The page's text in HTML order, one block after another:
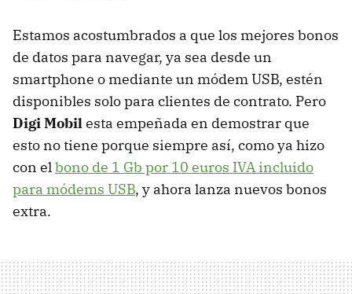
Estamos acostumbrados a que los mejores bonos
de datos para navegar, ya sea desde un
smartphone o mediante un módem USB, estén
disponibles solo para clientes de contrato. Pero
Digi Mobilesta empeñada en demostrar que
esto no tiene porque siempre así, como ya hizo
con elbono de 1 Gb por 10 euros IVA incluido
para módems USB, y ahora lanza nuevos bonos
extra.